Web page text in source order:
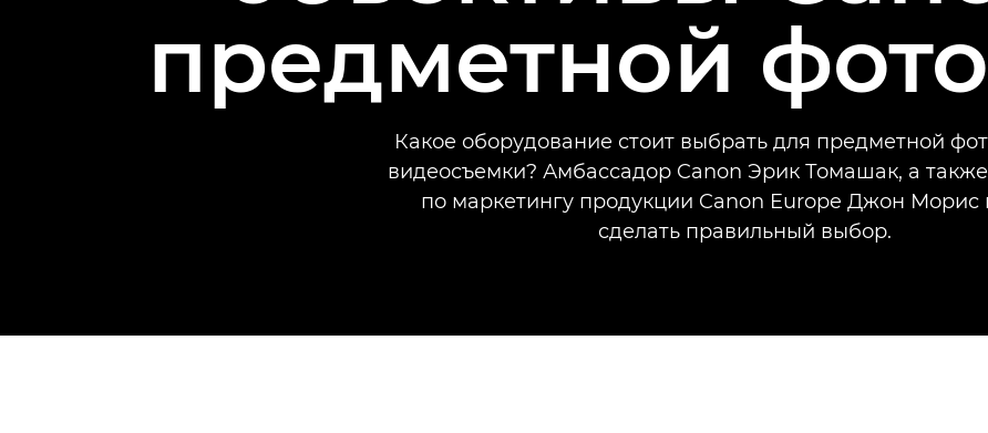
предметной
Какое оборудование стоит выбрать для предметной
видеосъемки? Амбассадор Canon Эрик Томашак, а
по маркетингу продукции Canon Europe Джон Морис
сделать правильный выбор.